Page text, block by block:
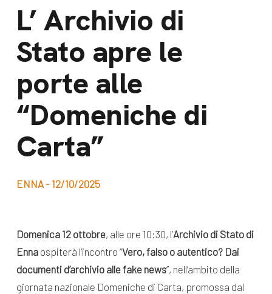
L’ Archivio di
Stato apre le
porte alle
“Domeniche di
Carta”
ENNA - 12/10/2025
Domenica 12 ottobre, alle ore 10:30, l’Archivio di Stato di
Ennaospiterà l’incontro “Vero, falso o autentico? Dai
documenti d’archivio alle fake news”, nell’ambito della
giornata nazionale Domeniche di Carta, promossa dal
Lavora con noi
Bilancio di
missione
News e
appuntamenti
News
dal Sud
Campagne
Docufilm
Seguici sui social: